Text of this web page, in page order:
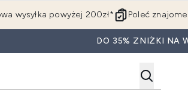
wysyłka powyżej 200zł* Poleć
DO 35% ZNIŻKI NA